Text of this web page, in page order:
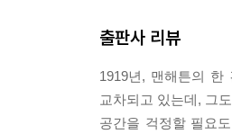
TRAVEL with
13 눈 오는 날, 브롬
겨울엔 아찔하게 백패
알고 있다, 이제 세상
형태로 몸을 접고 펴
는 금속의 탈것이라
출판사 리뷰
1919년, 맨해튼의
교차되고 있는데, 그
공간을 걱정할 필요